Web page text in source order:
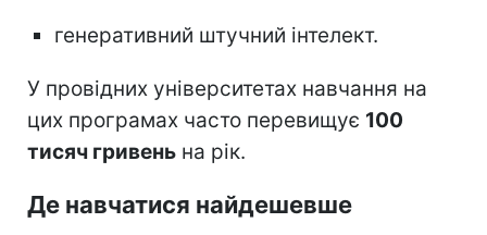
генеративний штучний інтелект.
У провідних університетах навчання на
цих програмах часто перевищує 100
тисяч гривень на рік.
Де навчатися найдешевше